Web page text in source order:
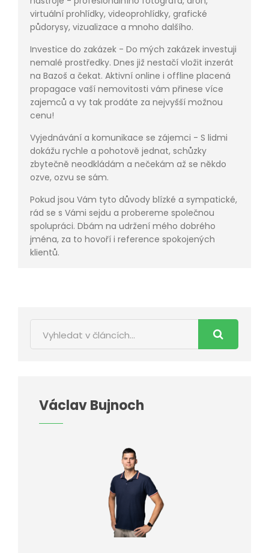
virtuální prohlídky, videoprohlídky, grafické
půdorysy, vizualizace a mnoho dalšího.
Investice do zakázek - Do mých zakázek investuji
nemalé prostředky. Dnes již nestačí vložit inzerát
na Bazoš a čekat. Aktivní online i offline placená
propagace vaší nemovitosti vám přinese více
zajemců a vy tak prodáte za nejvyšší možnou
cenu!
Vyjednávání a komunikace se zájemci - S lidmi
dokážu rychle a pohotově jednat, schůzky
zbytečně neodkládám a nečekám až se někdo
ozve, ozvu se sám.
Pokud jsou Vám tyto důvody blízké a sympatické,
rád se s Vámi sejdu a probereme společnou
spolupráci. Dbám na udržení mého dobrého
jména, za to hovoří i reference spokojených
klientů.
Václav Bujnoch